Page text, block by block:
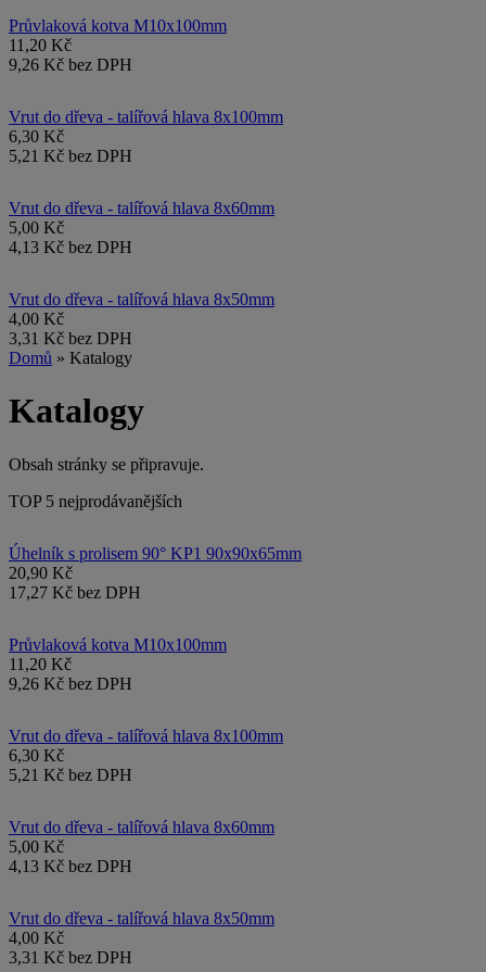
Průvlaková kotva M10x100mm
11,20 Kč
9,26 Kč bez DPH
Vrut do dřeva - talířová hlava 8x100mm
6,30 Kč
5,21 Kč bez DPH
Vrut do dřeva - talířová hlava 8x60mm
5,00 Kč
4,13 Kč bez DPH
Vrut do dřeva - talířová hlava 8x50mm
4,00 Kč
3,31 Kč bez DPH
Domů » Katalogy
Katalogy
Obsah stránky se připravuje.
TOP 5 nejprodávanějších
Úhelník s prolisem 90° KP1 90x90x65mm
20,90 Kč
17,27 Kč bez DPH
Průvlaková kotva M10x100mm
11,20 Kč
9,26 Kč bez DPH
Vrut do dřeva - talířová hlava 8x100mm
6,30 Kč
5,21 Kč bez DPH
Vrut do dřeva - talířová hlava 8x60mm
5,00 Kč
4,13 Kč bez DPH
Vrut do dřeva - talířová hlava 8x50mm
4,00 Kč
3,31 Kč bez DPH